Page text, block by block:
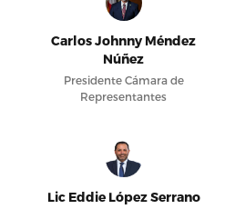
Carlos Johnny Méndez
Núñez
Presidente Cámara de
Representantes
Lic Eddie López Serrano